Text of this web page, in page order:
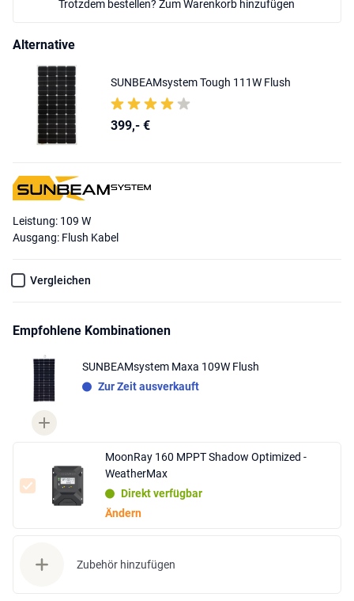
Trotzdem bestellen? Zum Warenkorb hinzufügen
Alternative
SUNBEAMsystem Tough 111W Flush
399,- €
Leistung: 109 W
Ausgang: Flush Kabel
Vergleichen
Empfohlene Kombinationen
SUNBEAMsystem Maxa 109W Flush
Zur Zeit ausverkauft
MoonRay 160 MPPT Shadow Optimized -
WeatherMax
Direkt verfügbar
Ändern
Zubehör hinzufügen